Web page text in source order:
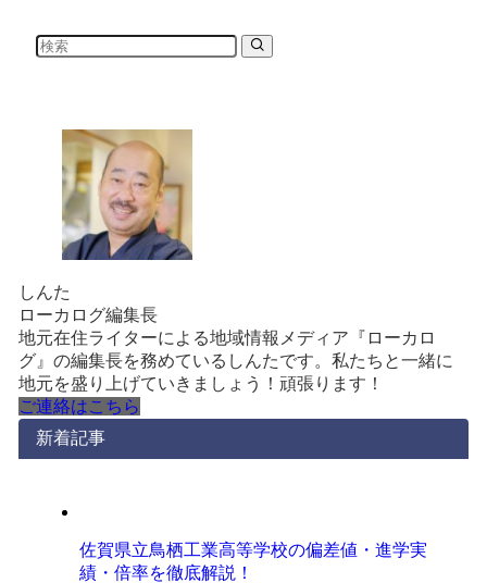
しんた
ローカログ編集長
地元在住ライターによる地域情報メディア『ローカロ
グ』の編集長を務めているしんたです。私たちと一緒に
地元を盛り上げていきましょう！頑張ります！
ご連絡はこちら
新着記事
佐賀県立鳥栖工業高等学校の偏差値・進学実
績・倍率を徹底解説！